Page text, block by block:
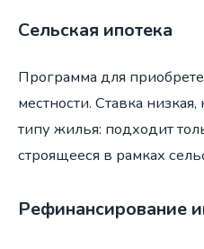
Сельская ипотека
Программа для
местности. Ставка
типу жилья: подходит
строящееся в рамках
Рефинансирование